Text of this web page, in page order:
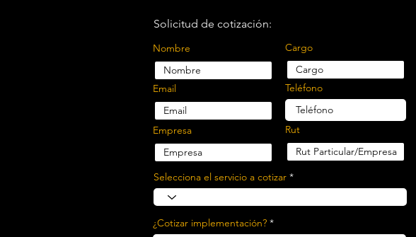
Solicitud de cotización:
Nombre
Email
Empresa
Cargo
Teléfono
Rut
Selecciona el servicio a cotizar
¿Cotizar implementación?